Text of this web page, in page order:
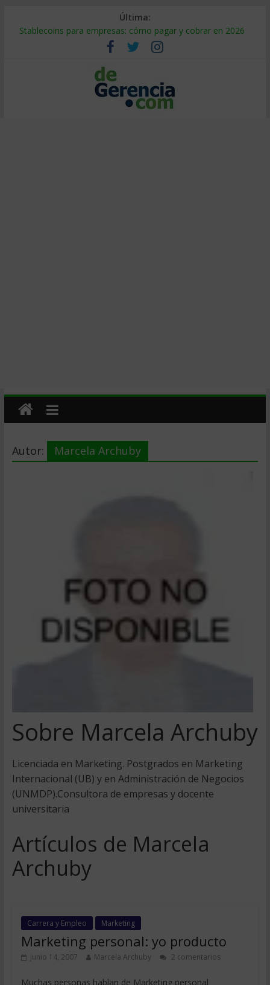
Última:
Stablecoins para empresas: cómo pagar y cobrar en 2026
Despido silencioso: qué es y por qué sale tan caro
IA en selección de personal: cómo auditarla a tiempo
Trabajo forzoso en la cadena de suministro: qué hacer
Mercado hispano de EE. UU.: cómo segmentarlo y venderle
Autor: Marcela Archuby
Sobre Marcela Archuby
Licenciada en Marketing. Postgrados en Marketing
Internacional (UB) y en Administración de Negocios
(UNMDP).Consultora de empresas y docente
universitaria
Artículos de Marcela
Archuby
Carrera y Empleo Marketing
Marketing personal: yo producto
junio 14, 2007 Marcela Archuby 2 comentarios
Muchas personas hablan de Marketing personal